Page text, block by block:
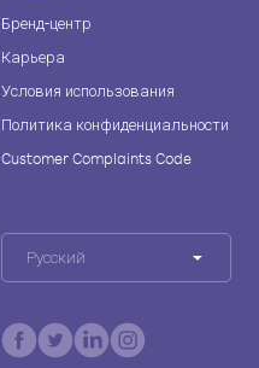
Бренд-центр
Карьера
Условия использования
Политика конфиденциальности
Customer Complaints Code
Русский